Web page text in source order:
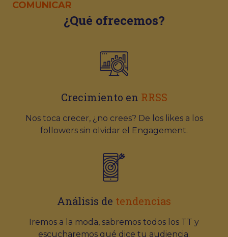
COMUNICAR
¿Qué ofrecemos?
Crecimiento en RRSS
Nos toca crecer, ¿no crees? De los likes a los
followers sin olvidar el Engagement.
Análisis de tendencias
Iremos a la moda, sabremos todos los TT y
escucharemos qué dice tu audiencia.